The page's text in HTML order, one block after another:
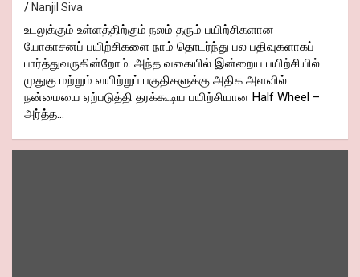
Nanjil Siva
உடலுக்கும் உள்ளத்திற்கும் நலம் தரும் பயிற்சிகளான
யோகாசனப் பயிற்சிகளை நாம் தொடர்ந்து பல பதிவுகளாகப்
பார்த்துவருகின்றோம். அந்த வகையில் இன்றைய பயிற்சியில்
முதுகு மற்றும் வயிற்றுப் பகுதிகளுக்கு அதிக அளவில்
நன்மையை ஏற்படுத்தி தரக்கூடிய பயிற்சியான Half Wheel –
அர்த்த…